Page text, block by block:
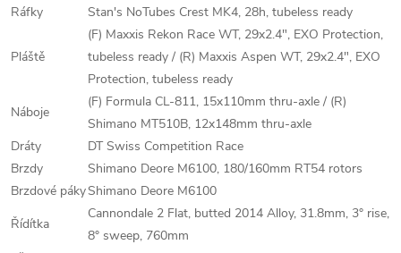
Ráfky
Stan's NoTubes Crest MK4, 28h, tubeless ready
Pláště
(F) Maxxis Rekon Race WT, 29x2.4", EXO Protection,
tubeless ready / (R) Maxxis Aspen WT, 29x2.4", EXO
Protection, tubeless ready
Náboje
(F) Formula CL-811, 15x110mm thru-axle / (R)
Shimano MT510B, 12x148mm thru-axle
Dráty
DT Swiss Competition Race
Brzdy
Shimano Deore M6100, 180/160mm RT54 rotors
Brzdové pákyShimano Deore M6100
Řídítka
Cannondale 2 Flat, butted 2014 Alloy, 31.8mm, 3° rise,
8° sweep, 760mm